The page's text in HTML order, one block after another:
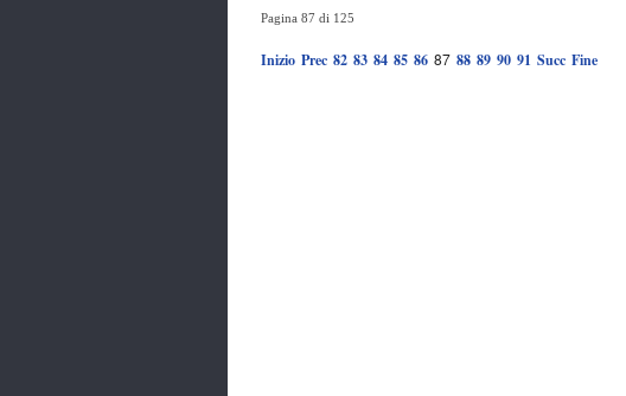
Pagina 87 di 125
Inizio Prec 82 83 84 85 86 87 88 89 90 91 Succ Fine